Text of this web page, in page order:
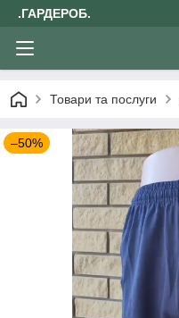
.ГАРДЕРОБ.
Товари та послуги
–50%